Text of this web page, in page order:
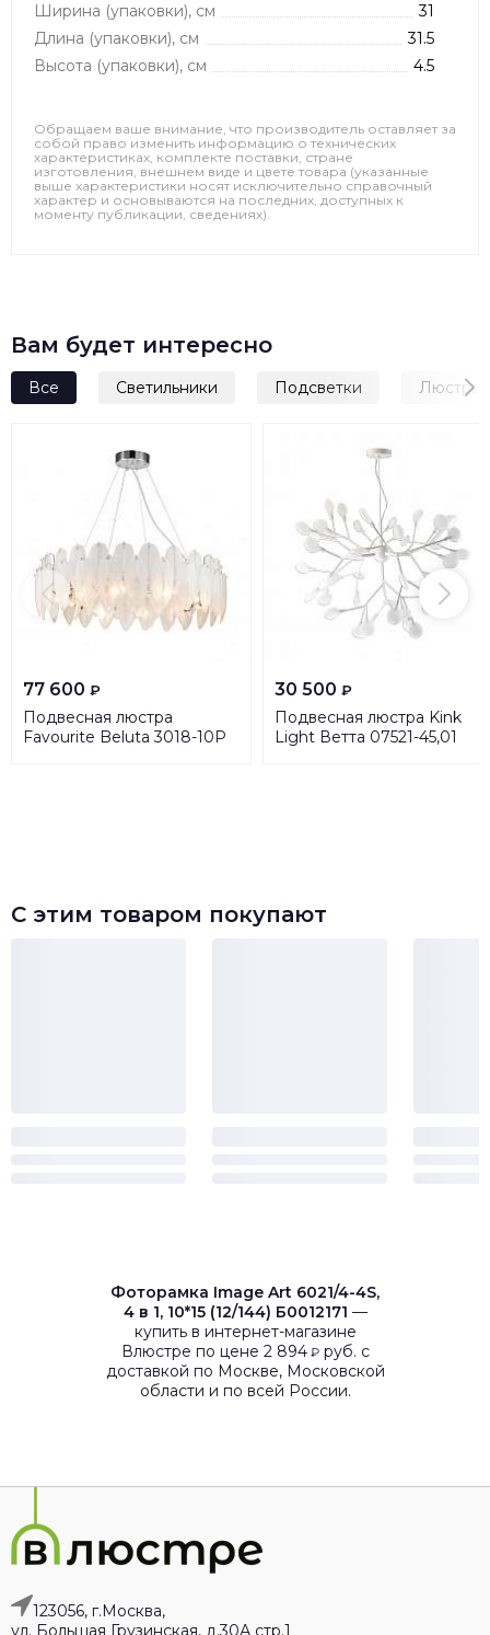
Ширина (упаковки), см
31
Длина (упаковки), см
31.5
Высота (упаковки), см
4.5
Обращаем ваше внимание, что производитель оставляет за
собой право изменить информацию о технических
характеристиках, комплекте поставки, стране
изготовления, внешнем виде и цвете товара (указанные
выше характеристики носят исключительно справочный
характер и основываются на последних, доступных к
моменту публикации, сведениях).
Вам будет интересно
Все Светильники Подсветки Люстры
77 600 ₽
Подвесная люстра
Favourite Beluta 3018-10P
30 500 ₽
Подвесная люстра Kink
Light Ветта 07521-45,01
С этим товаром покупают
Фоторамка Image Art 6021/4-4S,
4 в 1, 10*15 (12/144) Б0012171 —
купить в интернет-магазине
Влюстре по цене 2 894₽руб. с
доставкой по Москве, Московской
области и по всей России.
123056, г.Москва,
ул. Большая Грузинская, д.30А стр.1